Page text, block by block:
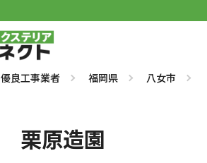
優良工事業者 福岡県 八女市
栗原造園